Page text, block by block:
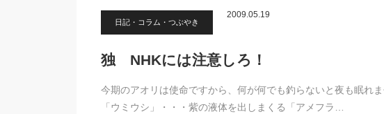
日記・コラム・つぶやき
2009.05.19
独 NHKには注意しろ！
今期のアオリは使命ですから、何が何でも釣らないと夜も眠れ
「ウミウシ」・・・紫の液体を出しまくる「アメフラ…